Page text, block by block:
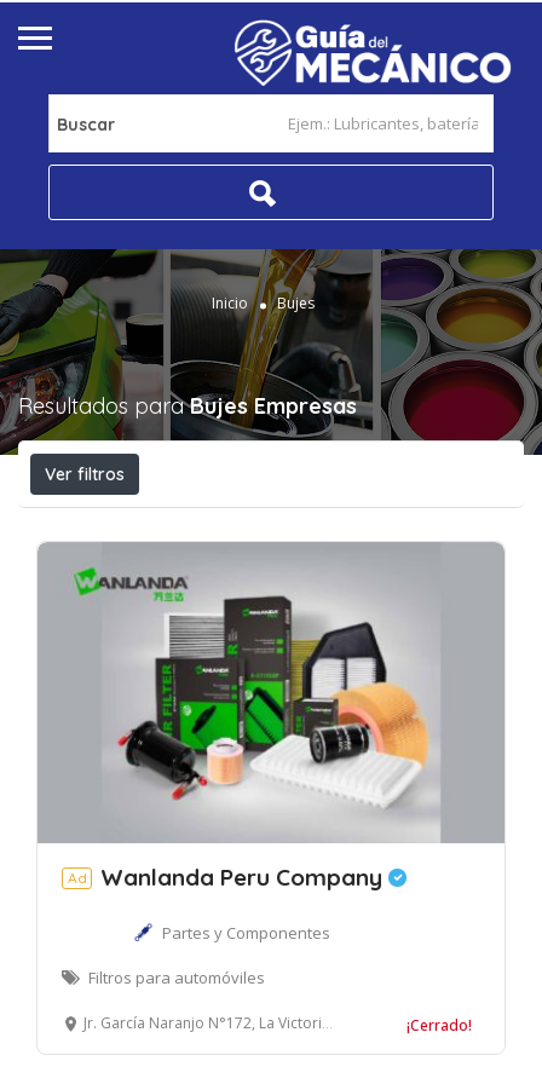
Buscar
Inicio Bujes
Resultados paraBujes Empresas
Ver filtros
Ad Wanlanda Peru Company
Partes y Componentes
Filtros para automóviles
Jr. García Naranjo N°172, La Victoria, Lima. ¡Cerrado!